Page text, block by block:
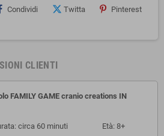
Condividi Twitta Pinterest
CLIENTI
FAMILY GAME cranio creations IN
circa 60 minuti Età: 8+